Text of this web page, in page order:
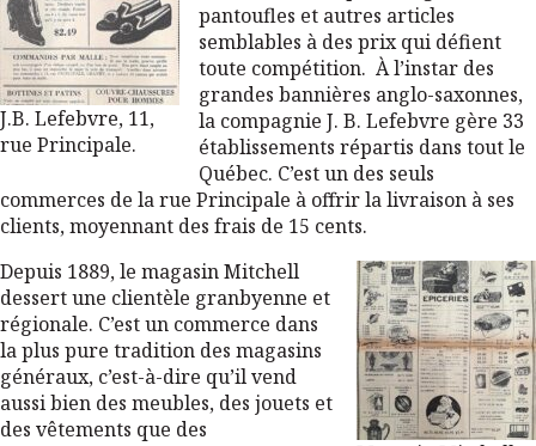
J.B. Lefebvre, 11,
rue Principale.
pantoufles et autres articles
semblables à des prix qui défient
toute compétition. À l’instar des
grandes bannières anglo-saxonnes,
la compagnie J. B. Lefebvre gère 33
établissements répartis dans tout le
Québec. C’est un des seuls
commerces de la rue Principale à offrir la livraison à ses
clients, moyennant des frais de 15 cents.
Depuis 1889, le magasin Mitchell
dessert une clientèle granbyenne et
régionale. C’est un commerce dans
la plus pure tradition des magasins
généraux, c’est-à-dire qu’il vend
aussi bien des meubles, des jouets et
des vêtements que des